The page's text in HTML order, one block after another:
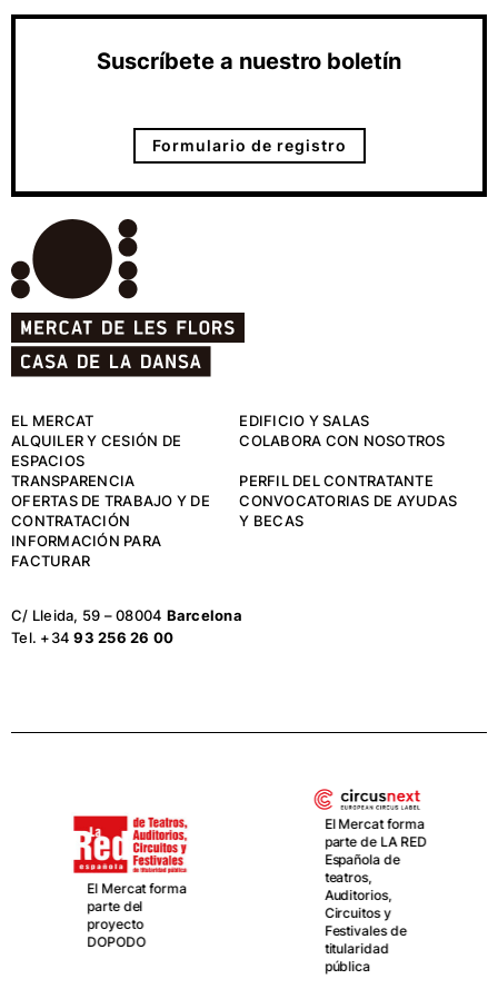
Suscríbete a nuestro boletín
Formulario de registro
EL MERCAT
EDIFICIO Y SALAS
ALQUILER Y CESIÓN DE
ESPACIOS
COLABORA CON NOSOTROS
TRANSPARENCIA
PERFIL DEL CONTRATANTE
OFERTAS DE TRABAJO Y DE
CONTRATACIÓN
CONVOCATORIAS DE AYUDAS
Y BECAS
INFORMACIÓN PARA
FACTURAR
C/ Lleida, 59 – 08004 Barcelona
Tel. +3493 256 26 00
El Mercat forma
parte del
proyecto
DOPODO
El Mercat forma
parte de LA RED
Española de
teatros,
Auditorios,
Circuitos y
Festivales de
titularidad
pública